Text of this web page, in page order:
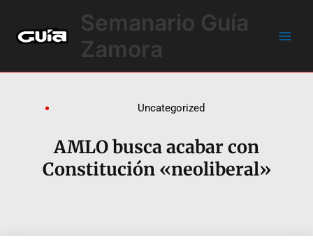
contenido
Semanario Guía
Zamora
Uncategorized
AMLO busca acabar con
Constitución «neoliberal»